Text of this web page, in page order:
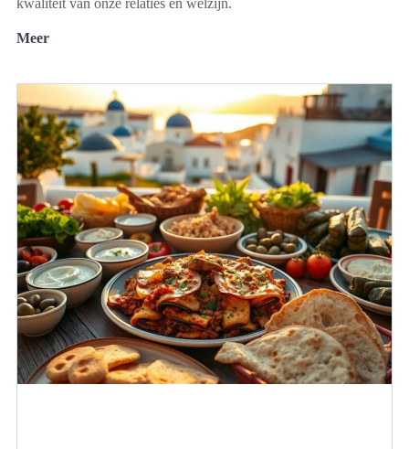
kwaliteit van onze relaties en welzijn.
Meer